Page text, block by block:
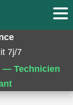
7j/7
— Technicien